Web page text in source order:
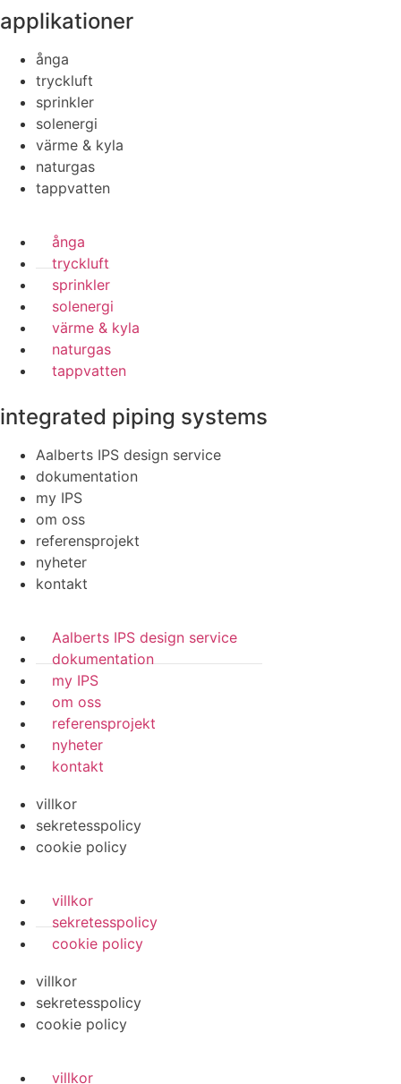
applikationer
ånga
tryckluft
sprinkler
solenergi
värme & kyla
naturgas
tappvatten
ånga
tryckluft
sprinkler
solenergi
värme & kyla
naturgas
tappvatten
integrated piping systems
Aalberts IPS design service
dokumentation
my IPS
om oss
referensprojekt
nyheter
kontakt
Aalberts IPS design service
dokumentation
my IPS
om oss
referensprojekt
nyheter
kontakt
villkor
sekretesspolicy
cookie policy
villkor
sekretesspolicy
cookie policy
villkor
sekretesspolicy
cookie policy
villkor